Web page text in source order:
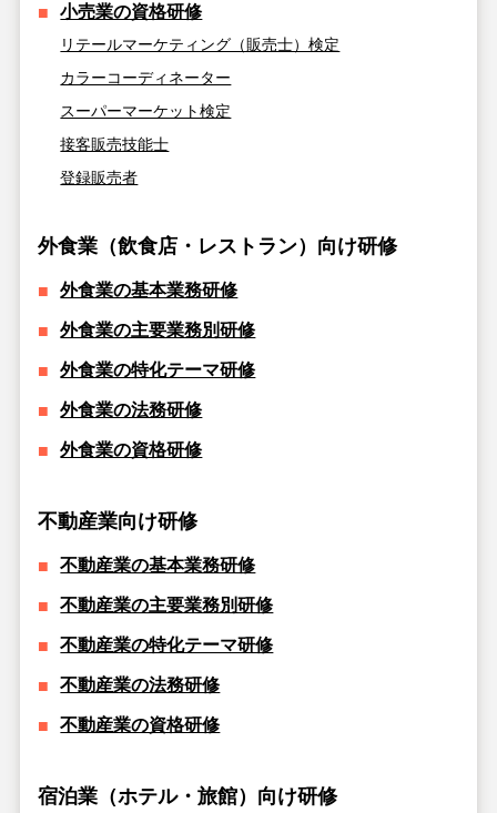
小売業の資格研修
リテールマーケティング（販売士）検定
カラーコーディネーター
スーパーマーケット検定
接客販売技能士
登録販売者
外食業（飲食店・レストラン）向け研修
外食業の基本業務研修
外食業の主要業務別研修
外食業の特化テーマ研修
外食業の法務研修
外食業の資格研修
不動産業向け研修
不動産業の基本業務研修
不動産業の主要業務別研修
不動産業の特化テーマ研修
不動産業の法務研修
不動産業の資格研修
宿泊業（ホテル・旅館）向け研修